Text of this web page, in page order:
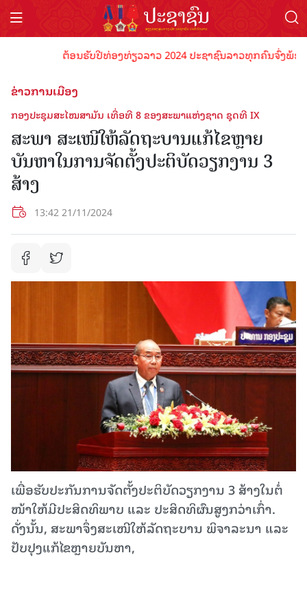
ຕ້ອນຮັບປີທ່ອງທ່ຽວລາວ 2024 ປະຊາຊົນລາວທຸກຄົນຈົ່ງພ້ອມ
ຂ່າວການເມືອງ
ກອງປະຊຸມສະໄໝສາມັນ ເທື່ອທີ 8 ຂອງສະພາແຫ່ງຊາດ ຊຸດທີ IX
ສະພາ ສະເໜີໃຫ້ລັດຖະບານແກ້ໄຂຫຼາຍ
ບັນຫາໃນການຈັດຕັ້ງປະຕິບັດວຽກງານ 3
ສ້າງ
13:42 21/11/2024
ເພື່ອຮັບປະກັນການຈັດຕັ້ງປະຕິບັດວຽກງານ 3 ສ້າງໃນຕໍ່
ໜ້າໃຫ້ມີປະສິດທິພາບ ແລະ ປະສິດທິຜົນສູງກວ່າເກົ່າ.
ດັ່ງນັ້ນ, ສະພາຈຶ່ງສະເໜີໃຫ້ລັດຖະບານ ພິຈາລະນາ ແລະ
ປັບປຸງແກ້ໄຂຫຼາຍບັນຫາ,